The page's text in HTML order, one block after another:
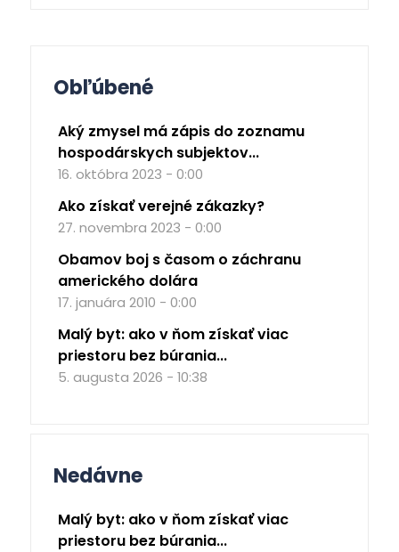
Obľúbené
Aký zmysel má zápis do zoznamu
hospodárskych subjektov...
16. októbra 2023 - 0:00
Ako získať verejné zákazky?
27. novembra 2023 - 0:00
Obamov boj s časom o záchranu
amerického dolára
17. januára 2010 - 0:00
Malý byt: ako v ňom získať viac
priestoru bez búrania...
5. augusta 2026 - 10:38
Nedávne
Malý byt: ako v ňom získať viac
priestoru bez búrania...